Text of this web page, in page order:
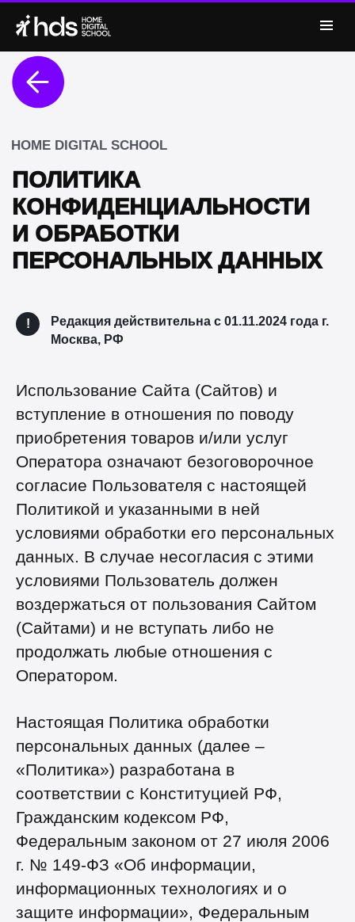
КОНФИДЕНЦИАЛЬНОСТИ
И ОБРАБОТКИ
ПЕРСОНАЛЬНЫХ ДАННЫХ
HOME DIGITAL SCHOOL
!
Редакция действительна с 01.11.2024 года г.
Москва, РФ
Использование Сайта (Сайтов) и
вступление в отношения по поводу
приобретения товаров и/или услуг
Оператора означают безоговорочное
согласие Пользователя с настоящей
Политикой и указанными в ней
условиями обработки его персональных
данных. В случае несогласия с этими
условиями Пользователь должен
воздержаться от пользования Сайтом
(Сайтами) и не вступать либо не
продолжать любые отношения с
Оператором.
Настоящая Политика обработки
персональных данных (далее –
«Политика») разработана в
соответствии с Конституцией РФ,
Гражданским кодексом РФ,
Федеральным законом от 27 июля 2006
г. № 149-ФЗ «Об информации,
информационных технологиях и о
защите информации», Федеральным